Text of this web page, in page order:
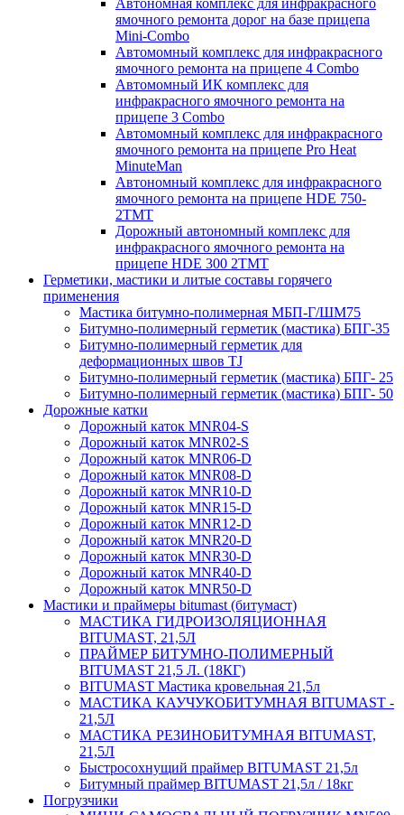
Автономная комплекс для инфракрасного
ямочного ремонта дорог на базе прицепа
Mini-Combo
Автомомный комплекс для инфракрасного
ямочного ремонта на прицепе 4 Combo
Автомомный ИК комплекс для
инфракрасного ямочного ремонта на
прицепе 3 Combo
Автомомный комплекс для инфракрасного
ямочного ремонта на прицепе Pro Heat
MinuteMan
Автономный комплекс для инфракрасного
ямочного ремонта на прицепе HDE 750-
2TMT
Дорожный автономный комплекс для
инфракрасного ямочного ремонта на
прицепе HDE 300 2TMT
Герметики, мастики и литые составы горячего
применения
Мастика битумно-полимерная МБП-Г/ШМ75
Битумно-полимерный герметик (мастика) БПГ-35
Битумно-полимерный герметик для
деформационных швов TJ
Битумно-полимерный герметик (мастика) БПГ- 25
Битумно-полимерный герметик (мастика) БПГ- 50
Дорожные катки
Дорожный каток MNR04-S
Дорожный каток MNR02-S
Дорожный каток MNR06-D
Дорожный каток MNR08-D
Дорожный каток MNR10-D
Дорожный каток MNR15-D
Дорожный каток MNR12-D
Дорожный каток MNR20-D
Дорожный каток MNR30-D
Дорожный каток MNR40-D
Дорожный каток MNR50-D
Мастики и праймеры bitumast (битумаст)
МАСТИКА ГИДРОИЗОЛЯЦИОННАЯ
BITUMAST, 21,5Л
ПРАЙМЕР БИТУМНО-ПОЛИМЕРНЫЙ
BITUMAST 21,5 Л. (18КГ)
BITUMAST Мастика кровельная 21,5л
МАСТИКА КАУЧУКОБИТУМНАЯ BITUMAST -
21,5Л
МАСТИКА РЕЗИНОБИТУМНАЯ BITUMAST,
21,5Л
Быстросохнущий праймер BITUMAST 21,5л
Битумный праймер BITUMAST 21,5л / 18кг
Погрузчики